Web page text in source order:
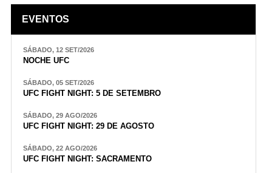
EVENTOS
SÁBADO, 12 SET/2026
NOCHE UFC
SÁBADO, 05 SET/2026
UFC FIGHT NIGHT: 5 DE SETEMBRO
SÁBADO, 29 AGO/2026
UFC FIGHT NIGHT: 29 DE AGOSTO
SÁBADO, 22 AGO/2026
UFC FIGHT NIGHT: SACRAMENTO